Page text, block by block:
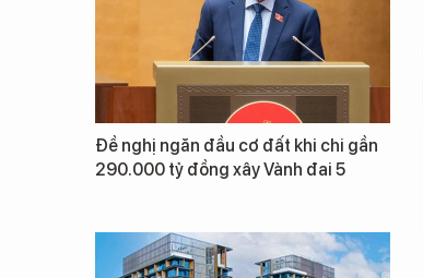
Đề nghị ngăn đầu cơ đất khi chi gần
290.000 tỷ đồng xây Vành đai 5